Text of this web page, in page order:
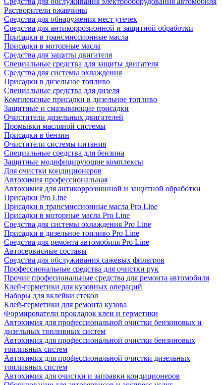
Растворители ржавчины
Средства для обнаружения мест утечек
Средства для антикоррозионной и защитной обработки
Присадки в трансмиссионные масла
Присадки в моторные масла
Средства для защиты двигателя
Специальныe средства для защиты двигателя
Средства для системы охлаждения
Присадки в дизельное топливо
Спeциальные средства для дизеля
Комплексные присадки в дизельное топливо
Защитные и смазывающие присадки
Очистители дизельных двигателей
Промывки масляной системы
Присадки в бензин
Очистители системы питания
Специальные срeдства для бензина
Защитные модифицирующие комплексы
Для очистки кондиционеров
Автохимия профессиональная
Автохимия для антикоррозионной и защитной обработки
Присадки Pro Line
Присадки в трансмиссионные масла Pro Line
Присадки в моторные масла Pro Line
Средства для системы охлаждения Pro Line
Присадки в дизельное топливо Pro Line
Средства для ремонта автомобиля Pro Line
Автосервисные составы
Средства для обслуживания сажевых фильтров
Профессиональные средства для очистки рук
Прочие професиональные средства для ремонта автомобиля
Клей-герметики для кузовных операций
Наборы для вклейки стекол
Клей-герметики для ремонта кузова
Формирователи прокладок клеи и герметики
Автохимия для профессиональной очистки бензиновых и
дизельных топливных систем
Автохимия для профессиональной очистки бензиновых
топливных систем
Автохимия для профессиональной очистки дизельных
топливных систем
Автохимия для очистки и заправки кондиционеров